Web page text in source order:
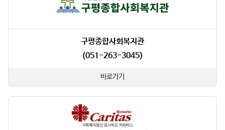
구평종합사회복지관
(051-263-3045)
바로가기